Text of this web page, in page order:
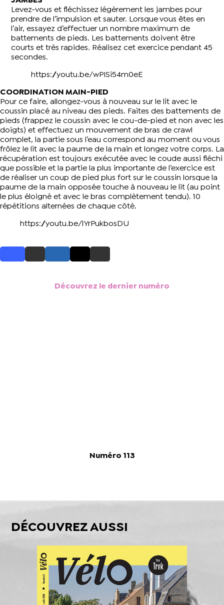
Levez-vous et fléchissez légèrement les jambes pour
prendre de l’impulsion et sauter. Lorsque vous êtes en
l’air, essayez d’effectuer un nombre maximum de
battements de pieds. Les battements doivent être
courts et très rapides. Réalisez cet exercice pendant 45
secondes.
https://youtu.be/wPISi54m0eE
COORDINATION MAIN-PIED
Pour ce faire, allongez-vous à nouveau sur le lit avec le
coussin placé au niveau des pieds. Faites des battements de
pieds (frappez le coussin avec le cou-de-pied et non avec les
doigts) et effectuez un mouvement de bras de crawl
complet, la partie sous l’eau correspond au moment ou vous
frôlez le lit avec la paume de la main et longez votre corps. La
récupération est toujours exécutée avec le coude aussi fléchi
que possible et la partie la plus importante de l’exercice est
de réaliser un coup de pied plus fort sur le coussin lorsque la
paume de la main opposée touche à nouveau le lit (au point
le plus éloigné et avec le bras complètement tendu). 10
répétitions alternées de chaque côté.
https://youtu.be/lYrPukbosDU
Découvrez le dernier numéro
Numéro 113
DÉCOUVREZ AUSSI